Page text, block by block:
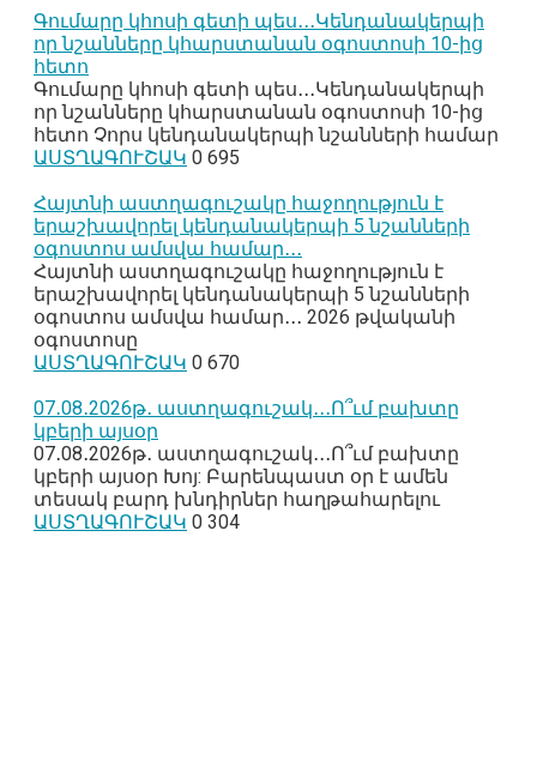
Գումարը կհոսի գետի պես․․․Կենդանակերպի
որ նշանները կհարստանան օգոստոսի 10-ից
հետո
Գումարը կհոսի գետի պես․․․Կենդանակերպի
որ նշանները կհարստանան օգոստոսի 10-ից
հետո Չորս կենդանակերպի նշանների համար
ԱՍՏՂԱԳՈՒՇԱԿ 0 695
Հայտնի աստղագուշակը հաջողություն է
երաշխավորել կենդանակերպի 5 նշանների
օգոստոս ամսվա համար․․․
Հայտնի աստղագուշակը հաջողություն է
երաշխավորել կենդանակերպի 5 նշանների
օգոստոս ամսվա համար․․․ 2026 թվականի
օգոստոսը
ԱՍՏՂԱԳՈՒՇԱԿ 0 670
07․08․2026թ․ աստղագուշակ․․․Ո՞ւմ բախտը
կբերի այսօր
07․08․2026թ․ աստղագուշակ․․․Ո՞ւմ բախտը
կբերի այսօր Խոյ: Բարենպաստ օր է ամեն
տեսակ բարդ խնդիրներ հաղթահարելու
ԱՍՏՂԱԳՈՒՇԱԿ 0 304